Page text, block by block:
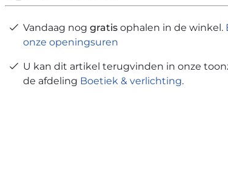
Vandaag nog gratis ophalen in de winkel.
onze openingsuren
U kan dit artikel terugvinden in onze
de afdeling Boetiek & verlichting.